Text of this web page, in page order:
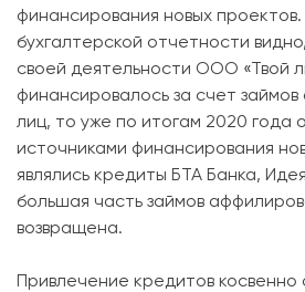
финансирования новых
бухгалтерской отчетности
своей деятельности ООО «Твой
финансировалось за счет
лиц, то уже по итогам 2020 года
источниками финансирования
являлись кредиты БТА Банка,
большая часть займов
возвращена.
Привлечение кредитов косвенно